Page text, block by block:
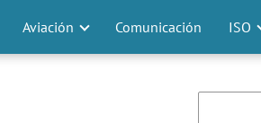
Aviación Comunicación ISO